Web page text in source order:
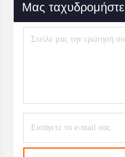
Μας ταχυδρομήστε